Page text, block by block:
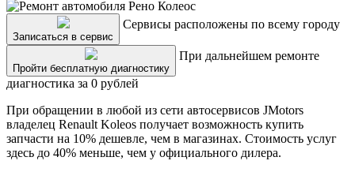
Записаться в сервис
Сервисы расположены по всему городу
Пройти бесплатную диагностику
При дальнейшем ремонте
диагностика за 0 рублей
При обращении в любой из сети автосервисов JMotors
владелец Renault Koleos получает возможность купить
запчасти на 10% дешевле, чем в магазинах. Стоимость услуг
здесь до 40% меньше, чем у официального дилера.